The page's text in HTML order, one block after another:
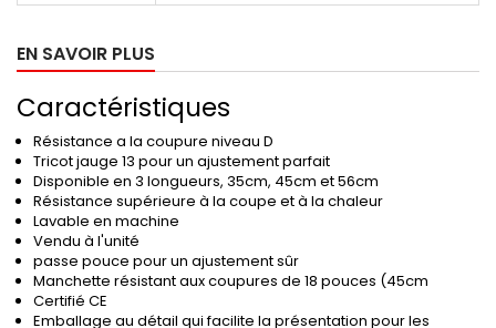
EN SAVOIR PLUS
Caractéristiques
Résistance a la coupure niveau D
Tricot jauge 13 pour un ajustement parfait
Disponible en 3 longueurs, 35cm, 45cm et 56cm
Résistance supérieure à la coupe et à la chaleur
Lavable en machine
Vendu à l'unité
passe pouce pour un ajustement sûr
Manchette résistant aux coupures de 18 pouces (45cm
Certifié CE
Emballage au détail qui facilite la présentation pour les